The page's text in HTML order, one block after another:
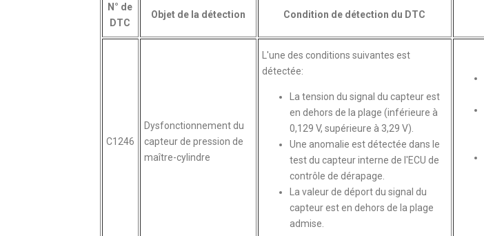
N° de
DTC
Objet de la détection Condition de détection du DTC
C1246
Dysfonctionnement du
capteur de pression de
maître-cylindre
L'une des conditions suivantes est
détectée:
La tension du signal du capteur est
en dehors de la plage (inférieure à
0,129 V, supérieure à 3,29 V).
Une anomalie est détectée dans le
test du capteur interne de l'ECU de
contrôle de dérapage.
La valeur de déport du signal du
capteur est en dehors de la plage
admise.